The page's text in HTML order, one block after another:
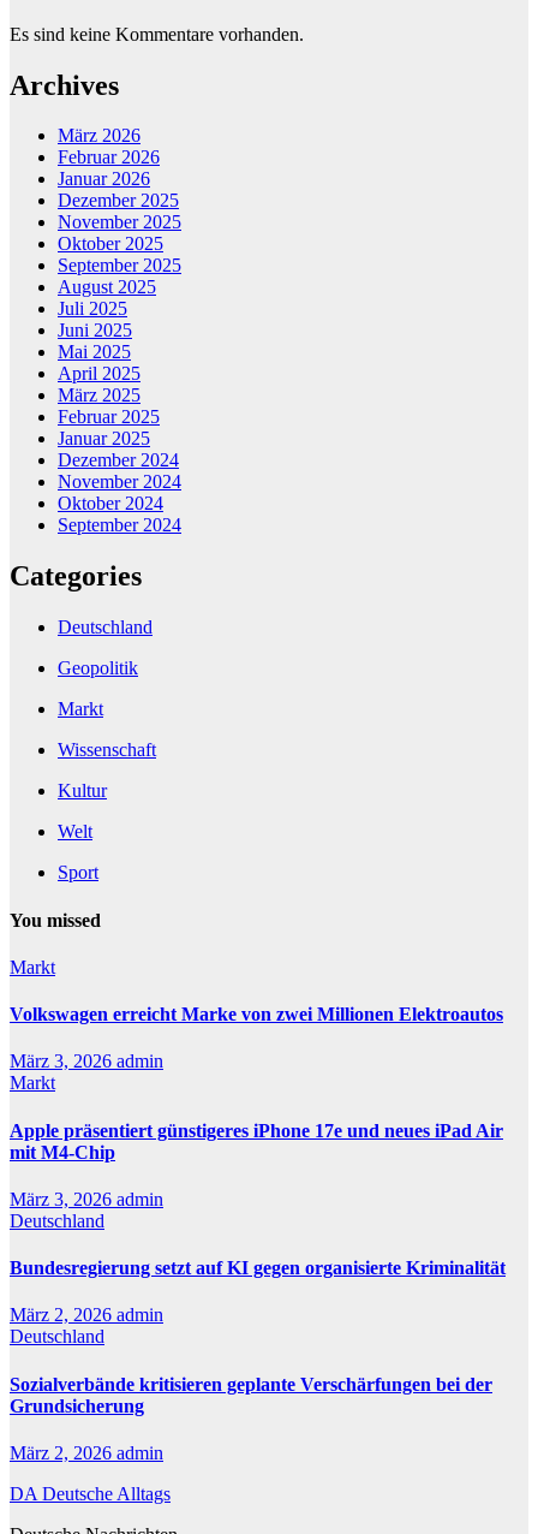
Es sind keine Kommentare vorhanden.
Archives
März 2026
Februar 2026
Januar 2026
Dezember 2025
November 2025
Oktober 2025
September 2025
August 2025
Juli 2025
Juni 2025
Mai 2025
April 2025
März 2025
Februar 2025
Januar 2025
Dezember 2024
November 2024
Oktober 2024
September 2024
Categories
Deutschland
Geopolitik
Markt
Wissenschaft
Kultur
Welt
Sport
You missed
Markt
Volkswagen erreicht Marke von zwei Millionen Elektroautos
März 3, 2026 admin
Markt
Apple präsentiert günstigeres iPhone 17e und neues iPad Air
mit M4-Chip
März 3, 2026 admin
Deutschland
Bundesregierung setzt auf KI gegen organisierte Kriminalität
März 2, 2026 admin
Deutschland
Sozialverbände kritisieren geplante Verschärfungen bei der
Grundsicherung
März 2, 2026 admin
DA Deutsche Alltags